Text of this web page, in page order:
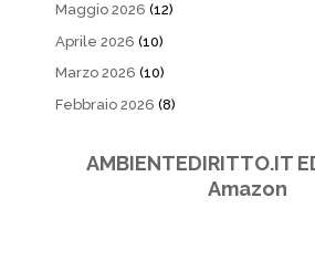
Maggio 2026 (12)
Aprile 2026 (10)
Marzo 2026 (10)
Febbraio 2026 (8)
AMBIENTEDIRITTO.IT
Amazon